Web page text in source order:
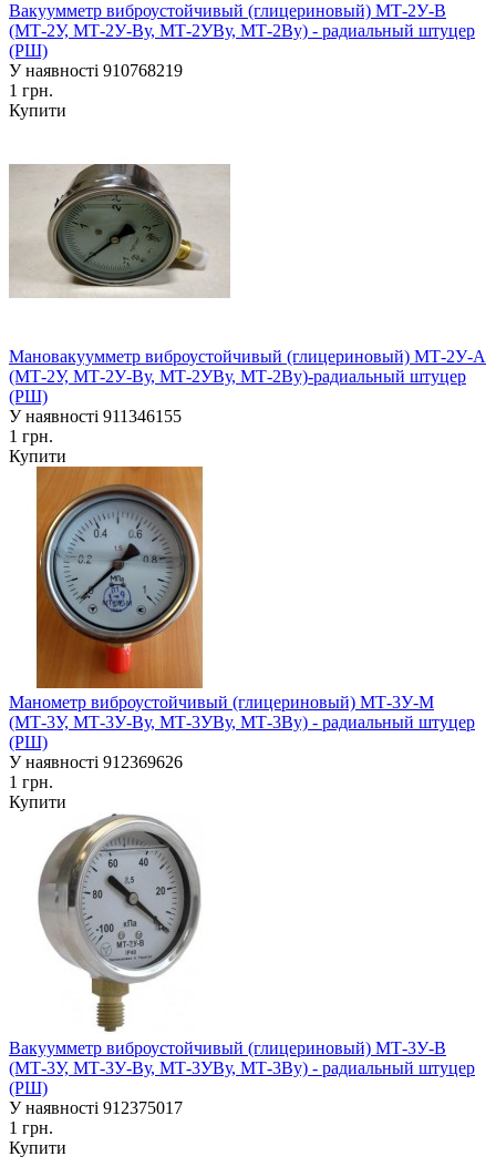
Вакуумметр виброустойчивый (глицериновый) МТ-2У-В
(МТ-2У, МТ-2У-Ву, МТ-2УВу, МТ-2Ву) - радиальный штуцер
(РШ)
У наявності 910768219
1 грн.
Купити
Мановакуумметр виброустойчивый (глицериновый) МТ-2У-А
(МТ-2У, МТ-2У-Ву, МТ-2УВу, МТ-2Ву)-радиальный штуцер
(РШ)
У наявності 911346155
1 грн.
Купити
Манометр виброустойчивый (глицериновый) МТ-3У-М
(МТ-3У, МТ-3У-Ву, МТ-3УВу, МТ-3Ву) - радиальный штуцер
(РШ)
У наявності 912369626
1 грн.
Купити
Вакуумметр виброустойчивый (глицериновый) МТ-3У-В
(МТ-3У, МТ-3У-Ву, МТ-3УВу, МТ-3Ву) - радиальный штуцер
(РШ)
У наявності 912375017
1 грн.
Купити